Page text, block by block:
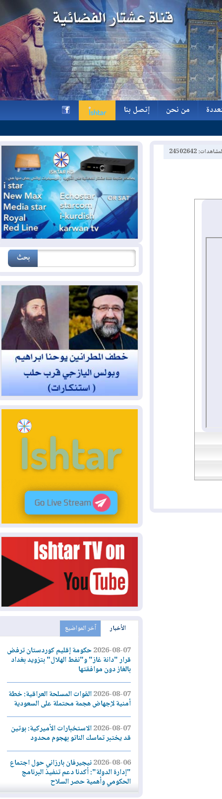
من نحن
إتصل بنا
h
الأخبار آخر المواضيع
2026-08-07حكومة إقليم كوردستان ترفض
قرار "دانة غاز" و"نفط الهلال" بتزويد بغداد
بالغاز دون موافقتها
2026-08-07القوات المسلحة العراقية: خطة
أمنية لإجهاض هجمة محتملة على السعودية
2026-08-07الاستخبارات الأميركية: بوتين
قد يختبر تماسك الناتو بهجوم محدود
2026-08-06نيجيرفان بارزاني حول اجتماع
"إدارة الدولة": أكدنا دعم تنفيذ البرنامج
الحكومي وأهمية حصر السلاح